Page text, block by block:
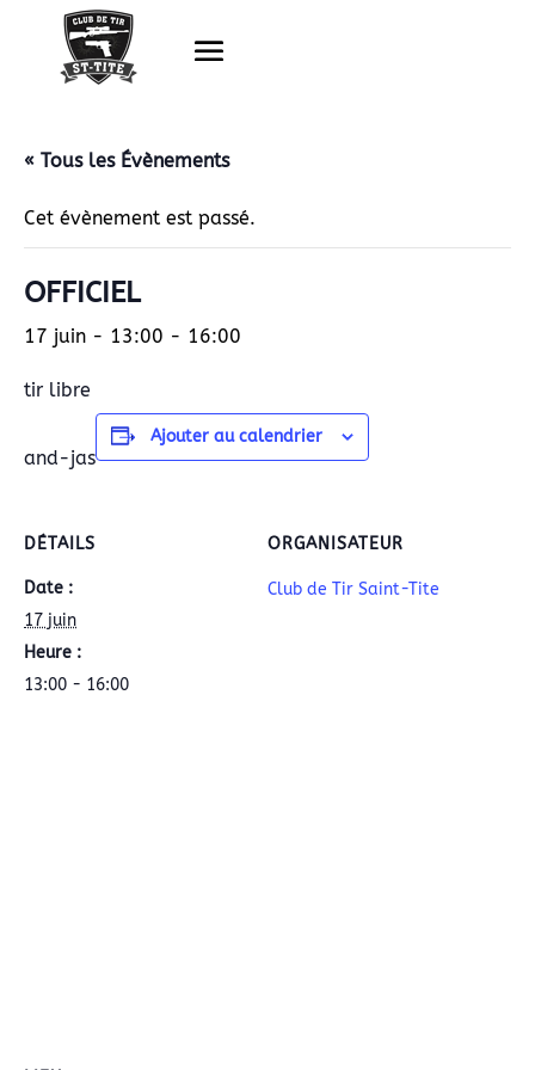
« Tous les Évènements
Cet évènement est passé.
OFFICIEL
17 juin - 13:00 - 16:00
tir libre
and-jas
Ajouter au calendrier
DÉTAILS
Date :
17 juin
Heure :
13:00 - 16:00
ORGANISATEUR
Club de Tir Saint-Tite